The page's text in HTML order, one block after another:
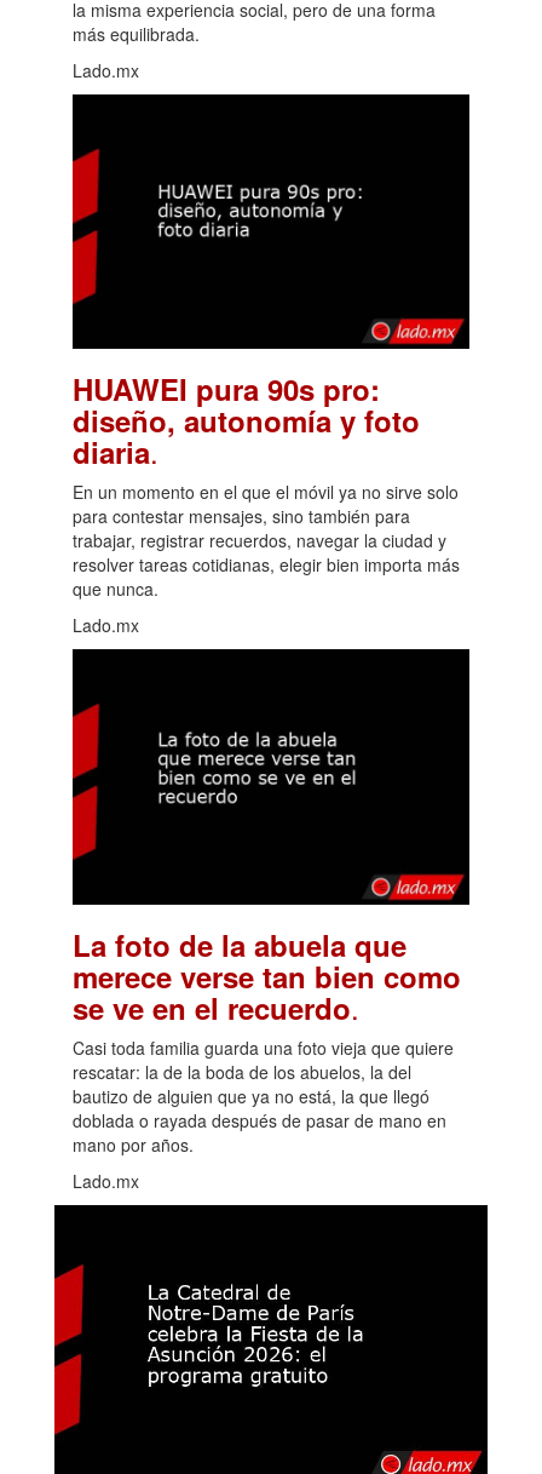
la misma experiencia social, pero de una forma
más equilibrada.
Lado.mx
HUAWEI pura 90s pro:
diseño, autonomía y foto
diaria.
En un momento en el que el móvil ya no sirve solo
para contestar mensajes, sino también para
trabajar, registrar recuerdos, navegar la ciudad y
resolver tareas cotidianas, elegir bien importa más
que nunca.
Lado.mx
La foto de la abuela que
merece verse tan bien como
se ve en el recuerdo.
Casi toda familia guarda una foto vieja que quiere
rescatar: la de la boda de los abuelos, la del
bautizo de alguien que ya no está, la que llegó
doblada o rayada después de pasar de mano en
mano por años.
Lado.mx